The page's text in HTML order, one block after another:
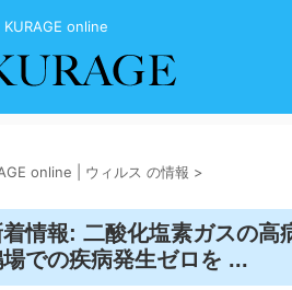
KURAGE online
online | ウィルス の情報 >
着情報: 二酸化塩素ガスの高
での疾病発生ゼロを ...